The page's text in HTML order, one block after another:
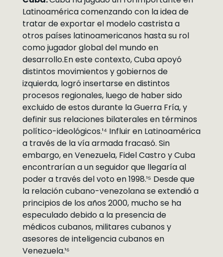
Latinoamérica comenzando con la idea de
tratar de exportar el modelo castrista a
otros países latinoamericanos hasta su rol
como jugador global del mundo en
desarrollo.En este contexto, Cuba apoyó
distintos movimientos y gobiernos de
izquierda, logró insertarse en distintos
procesos regionales, luego de haber sido
excluido de estos durante la Guerra Fría, y
definir sus relaciones bilaterales en términos
político-ideológicos.¹⁴ Influir en Latinoamérica
a través de la vía armada fracasó. Sin
embargo, en Venezuela, Fidel Castro y Cuba
encontrarían a un seguidor que llegaría al
poder a través del voto en 1998.¹⁵ Desde que
la relación cubano-venezolana se extendió a
principios de los años 2000, mucho se ha
especulado debido a la presencia de
médicos cubanos, militares cubanos y
asesores de inteligencia cubanos en
Venezuela.¹⁶